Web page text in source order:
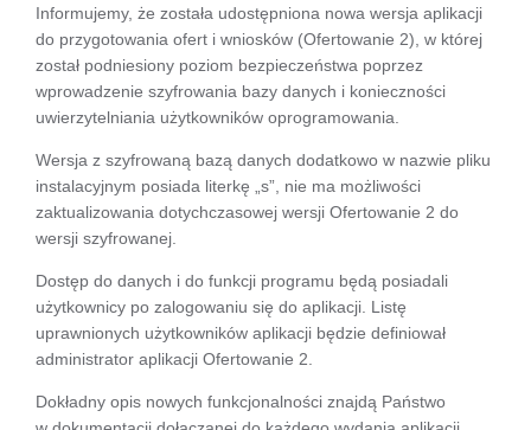
Informujemy, że została udostępniona nowa wersja aplikacji
do przygotowania ofert i wniosków (Ofertowanie 2), w której
został podniesiony poziom bezpieczeństwa poprzez
wprowadzenie szyfrowania bazy danych i konieczności
uwierzytelniania użytkowników oprogramowania.
Wersja z szyfrowaną bazą danych dodatkowo w nazwie pliku
instalacyjnym posiada literkę „s”, nie ma możliwości
zaktualizowania dotychczasowej wersji Ofertowanie 2 do
wersji szyfrowanej.
Dostęp do danych i do funkcji programu będą posiadali
użytkownicy po zalogowaniu się do aplikacji. Listę
uprawnionych użytkowników aplikacji będzie definiował
administrator aplikacji Ofertowanie 2.
Dokładny opis nowych funkcjonalności znajdą Państwo